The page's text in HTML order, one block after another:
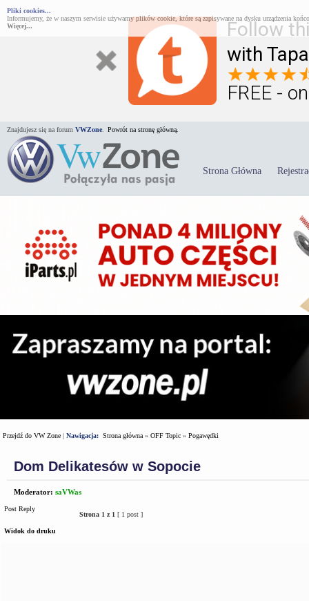
Follow
with
FREE -
Pliki cookies...
Informujemy, że w naszym serwisie używamy plików cookie, które są zapisywane na dysku urządzenia
Więcej...
Znajdujesz się na forum VWZone Powrót na stronę główną.
Strona Główna
Przejdź do VW Zone | Nawigacja: Strona główna » OFF Topic » Pogawędki
Dom Delikatesów w Sopocie
Moderator: saVWas
Post Reply
Strona 1 z 1 [ 1 post ]
Widok do druku